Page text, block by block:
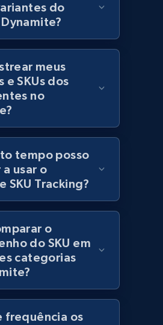
Comece agora
records by category
pn, Sku, Other pn,
ean pn, Product name, and
Comece agora
Initial price, Final
and more.
do
meus
e SKUs dos
no
tempo posso
usar o
SKU Tracking?
o
do SKU em
categorias
frequência os